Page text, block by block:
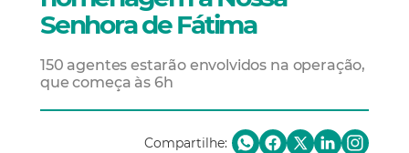
Senhora de Fátima
150 agentes estarão envolvidos na operação,
que começa às 6h
Compartilhe: